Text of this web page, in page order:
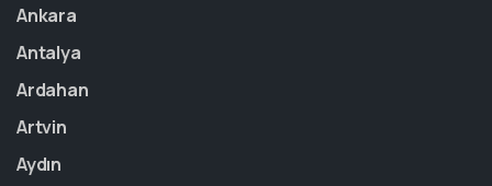
Ankara
Antalya
Ardahan
Artvin
Aydın